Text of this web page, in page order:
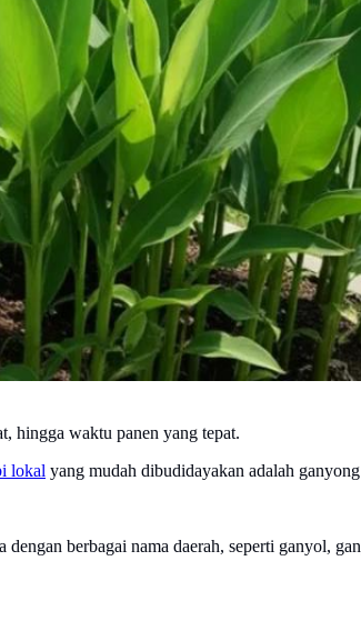
hingga waktu panen yang tepat.
lokal yang mudah dibudidayakan adalah
berbagai nama daerah, seperti ganyol,